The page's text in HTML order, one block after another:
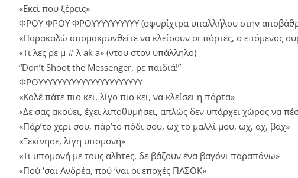
«Εκεί που ξέρεις»
ΦΡΟΥ ΦΡΟΥ ΦΡΟΥΥΥΥΥΥΥΥΥΥ (σφυρίχτρα υπαλλήλου στην
«Παρακαλώ απομακρυνθείτε να κλείσουν οι πόρτες, ο επόμενος
«Τι λες ρε μ # λ ak a» (ντου στον υπάλληλο)
“Don’t Shoot the Messenger, ρε παιδιά!”
ΦΡΟΥΥΥΥΥΥΥΥΥΥΥΥΥΥΥΥΥΥΥΥΥΥ
«Καλέ πάτε πιο κει, λίγο πιο κει, να κλείσει η πόρτα»
«Δε σας ακούει, έχει λιποθυμήσει, απλώς δεν υπάρχει χώρος να
«Πάρ’το χέρι σου, πάρ’το πόδι σου, ωχ το μαλλί μου, ωχ, αχ, βαχ»
«Ξεκίνησε, λίγη υπομονή»
«Τι υπομονή με τους αλhτeς, δε βάζουν ένα βαγόνι παραπάνω»
«Πού ‘σαι Ανδρέα, πού ‘ναι οι εποχές ΠΑΣΟΚ»